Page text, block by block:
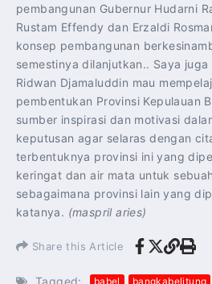
pembangunan Gubernur Hudarni
Rustam Effendy dan Erzaldi
konsep pembangunan
semestinya dilanjutkan.. Saya
Ridwan Djamaluddin mau
pembentukan Provinsi Kepulauan
sumber inspirasi dan motivasi
keputusan agar selaras dengan
terbentuknya provinsi ini yang
keringat dan air mata untuk
sebagaimana provinsi lain yang
katanya. (maspril aries)
Share this Article
Tagged: babel bangkabelitung